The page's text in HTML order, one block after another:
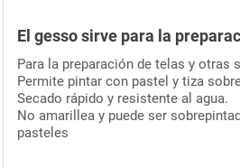
El gesso sirve para la
Para la preparación de telas y otras
Permite pintar con pastel y tiza
Secado rápido y resistente al agua.
No amarillea y puede ser
pasteles